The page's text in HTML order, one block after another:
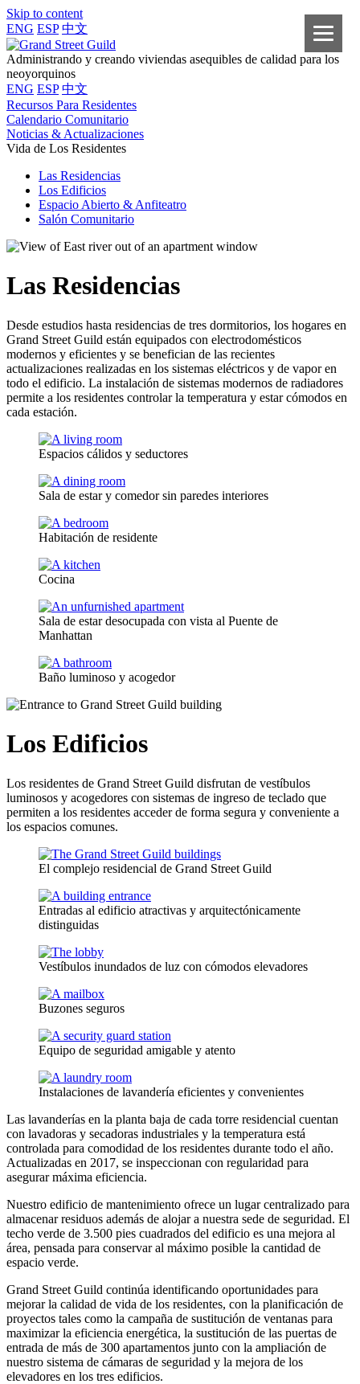
Skip to content
ENG ESP 中文
Administrando y creando viviendas asequibles de calidad para los
neoyorquinos
ENG ESP 中文
Recursos Para Residentes
Calendario Comunitario
Noticias & Actualizaciones
Vida de Los Residentes
Las Residencias
Los Edificios
Espacio Abierto & Anfiteatro
Salón Comunitario
Las Residencias
Desde estudios hasta residencias de tres dormitorios, los hogares en
Grand Street Guild están equipados con electrodomésticos
modernos y eficientes y se benefician de las recientes
actualizaciones realizadas en los sistemas eléctricos y de vapor en
todo el edificio. La instalación de sistemas modernos de radiadores
permite a los residentes controlar la temperatura y estar cómodos en
cada estación.
Espacios cálidos y seductores
Sala de estar y comedor sin paredes interiores
Habitación de residente
Cocina
Sala de estar desocupada con vista al Puente de
Manhattan
Baño luminoso y acogedor
Los Edificios
Los residentes de Grand Street Guild disfrutan de vestíbulos
luminosos y acogedores con sistemas de ingreso de teclado que
permiten a los residentes acceder de forma segura y conveniente a
los espacios comunes.
El complejo residencial de Grand Street Guild
Entradas al edificio atractivas y arquitectónicamente
distinguidas
Vestíbulos inundados de luz con cómodos elevadores
Buzones seguros
Equipo de seguridad amigable y atento
Instalaciones de lavandería eficientes y convenientes
Las lavanderías en la planta baja de cada torre residencial cuentan
con lavadoras y secadoras industriales y la temperatura está
controlada para comodidad de los residentes durante todo el año.
Actualizadas en 2017, se inspeccionan con regularidad para
asegurar máxima eficiencia.
Nuestro edificio de mantenimiento ofrece un lugar centralizado para
almacenar residuos además de alojar a nuestra sede de seguridad. El
techo verde de 3.500 pies cuadrados del edificio es una mejora al
área, pensada para conservar al máximo posible la cantidad de
espacio verde.
Grand Street Guild continúa identificando oportunidades para
mejorar la calidad de vida de los residentes, con la planificación de
proyectos tales como la campaña de sustitución de ventanas para
maximizar la eficiencia energética, la sustitución de las puertas de
entrada de más de 300 apartamentos junto con la ampliación de
nuestro sistema de cámaras de seguridad y la mejora de los
elevadores en los tres edificios.